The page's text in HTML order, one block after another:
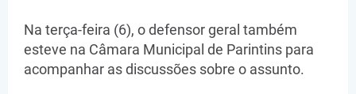
Na terça-feira (6), o defensor geral também
esteve na Câmara Municipal de Parintins para
acompanhar as discussões sobre o assunto.